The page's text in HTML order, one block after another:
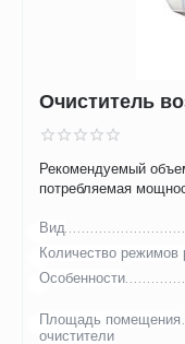
Очиститель
Рекомендуемый
потребляемая
Вид
Количество режимов
Особенности
Площадь помещения
очистители